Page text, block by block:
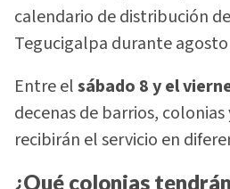
calendario de distribución
Tegucigalpa durante agosto
Entre elsábado 8 y el
decenas de barrios,
recibirán el servicio en
¿Qué colonias